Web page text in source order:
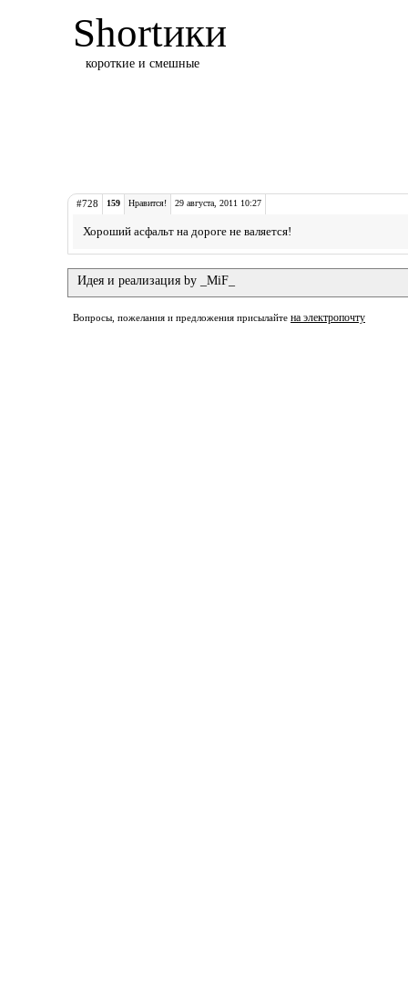
Shortики
короткие и смешные
#728 159 Нравится! 29 августа, 2011 10:27
Хороший асфальт на дороге не валяется!
Идея и реализация by _MiF_
Вопросы, пожелания и предложения присылайте на электропочту